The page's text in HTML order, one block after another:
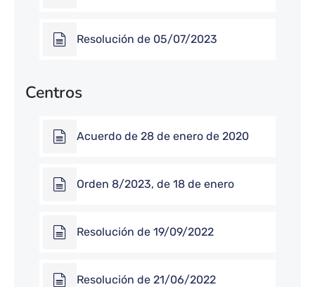
Resolución de 05/07/2023
Centros
Acuerdo de 28 de enero de 2020
Orden 8/2023, de 18 de enero
Resolución de 19/09/2022
Resolución de 21/06/2022